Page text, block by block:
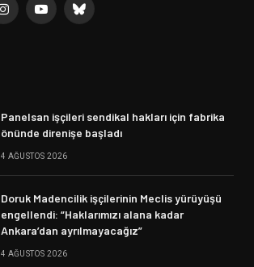
InstagramYouTubeBluesky
Panelsan işçileri sendikal hakları için fabrika
önünde direnişe başladı
4 AĞUSTOS 2026
Doruk Madencilik işçilerinin Meclis yürüyüşü
engellendi: “Haklarımızı alana kadar
Ankara’dan ayrılmayacağız”
4 AĞUSTOS 2026